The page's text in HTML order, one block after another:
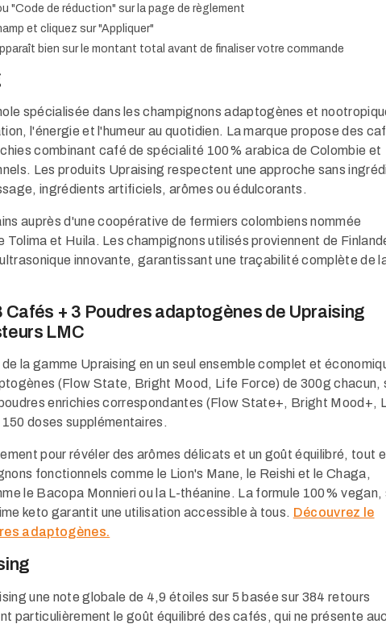
"Code de réduction" sur la page de règlement​
et cliquez sur "Appliquer"​
bien sur le montant total avant de finaliser votre commande​
spécialisée dans les champignons adaptogènes et
l'énergie et l'humeur au quotidien. La marque propose des
combinant café de spécialité 100% arabica de Colombie et
Les produits Upraising respectent une approche sans
ingrédients artificiels, arômes ou édulcorants.​
auprès d'une coopérative de fermiers colombiens nommée
Tolima et Huila. Les champignons utilisés proviennent de
innovante, garantissant une traçabilité complète de
Cafés + 3 Poudres adaptogènes de Upraising
LMC
la gamme Upraising en un seul ensemble complet et
(Flow State, Bright Mood, Life Force) de 300g chacun,
enrichies correspondantes (Flow State+, Bright Mood+,
doses supplémentaires.​
pour révéler des arômes délicats et un goût équilibré, tout
fonctionnels comme le Lion's Mane, le Reishi et le Chaga,
le Bacopa Monnieri ou la L-théanine. La formule 100% vegan,
keto garantit une utilisation accessible à tous. Découvrez le
adaptogènes.
une note globale de 4,9 étoiles sur 5 basée sur 384 retours
particulièrement le goût équilibré des cafés, qui ne présente